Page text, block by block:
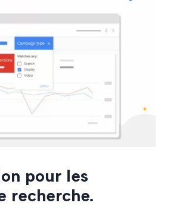
pour les
recherche.